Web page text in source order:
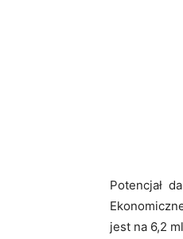
Potencjał
jest na 6,2